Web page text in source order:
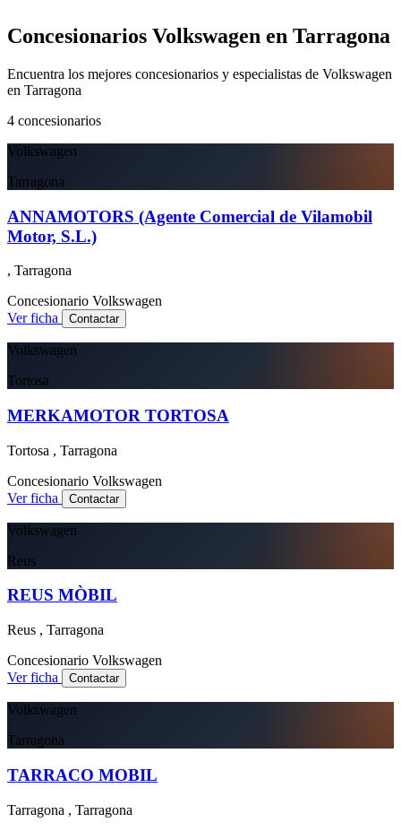
Concesionarios Volkswagen en Tarragona
Encuentra los mejores concesionarios y especialistas de Volkswagen
en Tarragona
4 concesionarios
Volkswagen
Tarragona
ANNAMOTORS (Agente Comercial de Vilamobil
Motor, S.L.)
, Tarragona
Concesionario Volkswagen
Ver ficha
Contactar
Volkswagen
Tortosa
MERKAMOTOR TORTOSA
Tortosa , Tarragona
Concesionario Volkswagen
Ver ficha
Contactar
Volkswagen
Reus
REUS MÒBIL
Reus , Tarragona
Concesionario Volkswagen
Ver ficha
Contactar
Volkswagen
Tarragona
TARRACO MOBIL
Tarragona , Tarragona